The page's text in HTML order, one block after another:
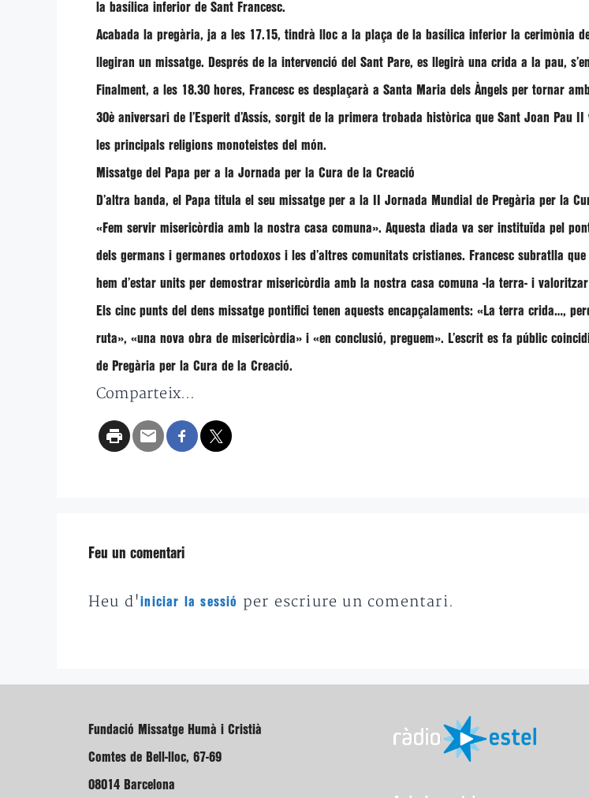
la basílica inferior de Sant Francesc.
Acabada la pregària, ja a les 17.15, tindrà lloc a la plaça de la basílica inferior la cerimònia
llegiran un missatge. Després de la intervenció del Sant Pare, es llegirà una crida a la pau,
Finalment, a les 18.30 hores, Francesc es desplaçarà a Santa Maria dels Àngels per tornar
30è aniversari de l’Esperit d’Assís, sorgit de la primera trobada històrica que Sant Joan Pau
les principals religions monoteistes del món.
Missatge del Papa per a la Jornada per la Cura de la Creació
D’altra banda, el Papa titula el seu missatge per a la II Jornada Mundial de Pregària per la
«Fem servir misericòrdia amb la nostra casa comuna». Aquesta diada va ser instituïda pel
dels germans i germanes ortodoxos i les d’altres comunitats cristianes. Francesc subratlla que
hem d’estar units per demostrar misericòrdia amb la nostra casa comuna -la terra- i
Els cinc punts del dens missatge pontifici tenen aquests encapçalaments: «La terra crida…,
ruta», «una nova obra de misericòrdia» i «en conclusió, preguem». L’escrit es fa públic
de Pregària per la Cura de la Creació.
Comparteix...
Feu un comentari
Heu d'iniciar la sessió per escriure un comentari.
Fundació Missatge Humà i Cristià
Comtes de Bell-lloc, 67-69
08014 Barcelona